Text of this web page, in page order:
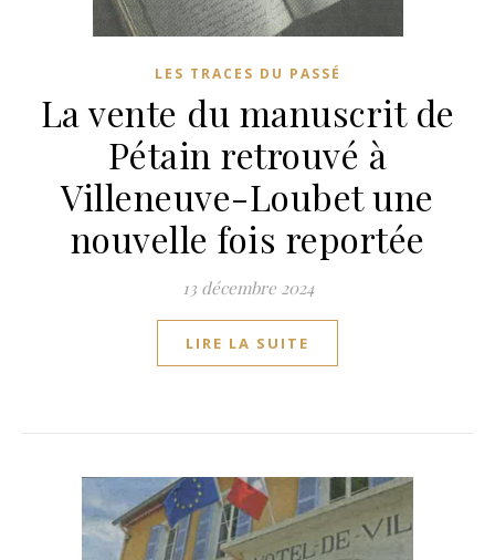
LES TRACES DU PASSÉ
La vente du manuscrit de
Pétain retrouvé à
Villeneuve-Loubet une
nouvelle fois reportée
13 décembre 2024
LIRE LA SUITE